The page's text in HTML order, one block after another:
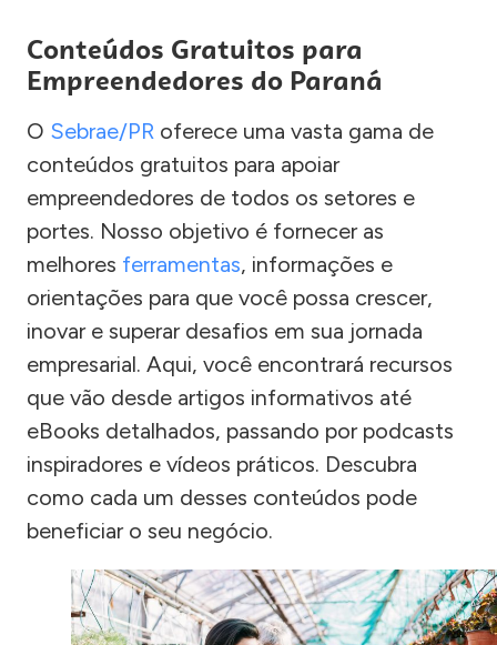
Conteúdos Gratuitos para
Empreendedores do Paraná
O Sebrae/PR oferece uma vasta gama de
conteúdos gratuitos para apoiar
empreendedores de todos os setores e
portes. Nosso objetivo é fornecer as
melhores ferramentas, informações e
orientações para que você possa crescer,
inovar e superar desafios em sua jornada
empresarial. Aqui, você encontrará recursos
que vão desde artigos informativos até
eBooks detalhados, passando por podcasts
inspiradores e vídeos práticos. Descubra
como cada um desses conteúdos pode
beneficiar o seu negócio.